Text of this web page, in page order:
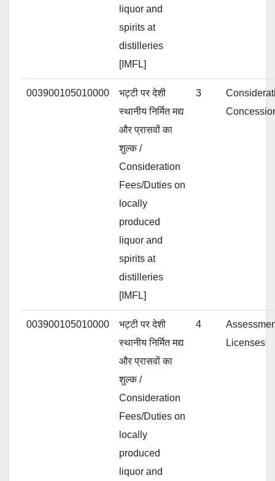
liquor and
spirits at
distilleries
[IMFL]
003900105010000
भट्टी पर देशी
स्थानीय निर्मित मद्य
और प्रासवों का
शुल्क /
Consideration
Fees/Duties on
locally
produced
liquor and
spirits at
distilleries
[IMFL]
3
003900105010000
भट्टी पर देशी
स्थानीय निर्मित मद्य
और प्रासवों का
शुल्क /
Consideration
Fees/Duties on
locally
produced
liquor and
4
Licenses